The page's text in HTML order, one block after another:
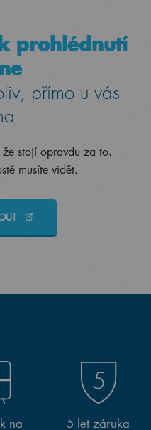
prohlédnutí
přímo u vás
stojí opravdu za to.
musíte vidět.
na 5 let záruka